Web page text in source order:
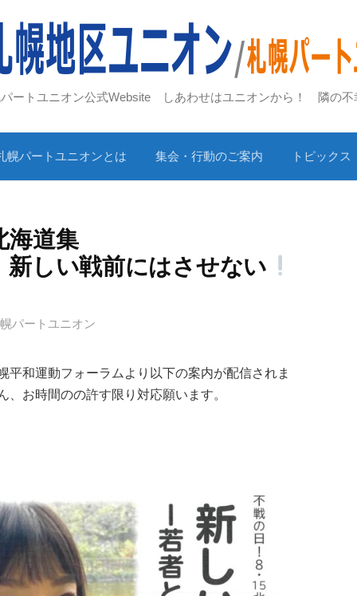
ートユニオン公式Website しあわせはユニオンから！ 隣の不
幌パートユニオンとは 集会・行動のご案内 トピックス
道集
にはさせない
パートユニオン
平和運動フォーラムより以下の案内が配信されま
お時間のの許す限り対応願います。